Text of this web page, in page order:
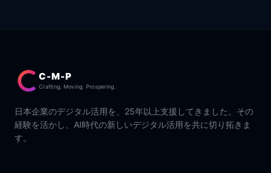
C-M-P
Crafting. Moving. Prospering.
日本企業のデジタル活用を、25年以上支援してきました。その
経験を活かし、AI時代の新しいデジタル活用を共に切り拓きま
す。